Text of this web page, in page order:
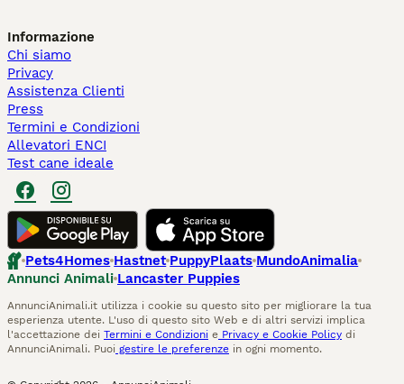
Informazione
Chi siamo
Privacy
Assistenza Clienti
Press
Termini e Condizioni
Allevatori ENCI
Test cane ideale
Pets4Homes Hastnet PuppyPlaats MundoAnimalia
Annunci Animali Lancaster Puppies
AnnunciAnimali.it utilizza i cookie su questo sito per migliorare la tua
esperienza utente. L'uso di questo sito Web e di altri servizi implica
l'accettazione dei Termini e Condizioni e Privacy e Cookie Policy di
AnnunciAnimali. Puoi gestire le preferenze in ogni momento.